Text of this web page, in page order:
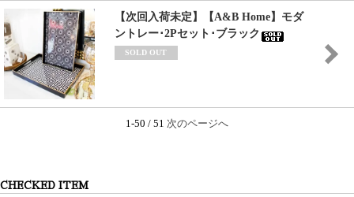
【次回入荷未定】【A&B Home】モダ
ントレー･2Pセット･ブラック
SOLD OUT
1-50 / 51 次のページへ
CHECKED ITEM